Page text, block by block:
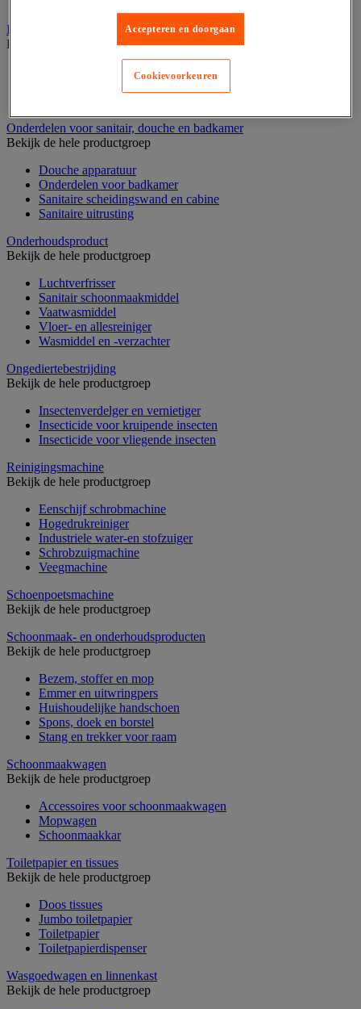
Industrieel reinigen
Bekijk de hele productgroep
Dispenser voor industrieel poetspapier
Onderdelen voor sanitair, douche en badkamer
Bekijk de hele productgroep
Douche apparatuur
Onderdelen voor badkamer
Sanitaire scheidingswand en cabine
Sanitaire uitrusting
Onderhoudsproduct
Bekijk de hele productgroep
Luchtverfrisser
Sanitair schoonmaakmiddel
Vaatwasmiddel
Vloer- en allesreiniger
Wasmiddel en -verzachter
Ongediertebestrijding
Bekijk de hele productgroep
Insectenverdelger en vernietiger
Insecticide voor kruipende insecten
Insecticide voor vliegende insecten
Reinigingsmachine
Bekijk de hele productgroep
Eenschijf schrobmachine
Hogedrukreiniger
Industriele water-en stofzuiger
Schrobzuigmachine
Veegmachine
Schoenpoetsmachine
Bekijk de hele productgroep
Schoonmaak- en onderhoudsproducten
Bekijk de hele productgroep
Bezem, stoffer en mop
Emmer en uitwringpers
Huishoudelijke handschoen
Spons, doek en borstel
Stang en trekker voor raam
Schoonmaakwagen
Bekijk de hele productgroep
Accessoires voor schoonmaakwagen
Mopwagen
Schoonmaakkar
Toiletpapier en tissues
Bekijk de hele productgroep
Doos tissues
Jumbo toiletpapier
Toiletpapier
Toiletpapierdispenser
Wasgoedwagen en linnenkast
Bekijk de hele productgroep
Accepteren en doorgaan
Cookievoorkeuren